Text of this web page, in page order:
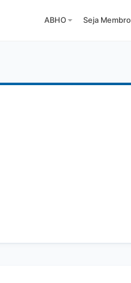
ABHO Seja Membro